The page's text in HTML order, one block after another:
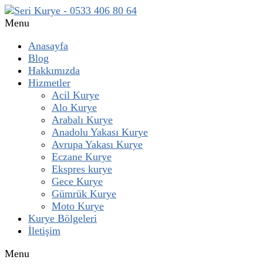
Menu
Anasayfa
Blog
Hakkımızda
Hizmetler
Acil Kurye
Alo Kurye
Arabalı Kurye
Anadolu Yakası Kurye
Avrupa Yakası Kurye
Eczane Kurye
Ekspres kurye
Gece Kurye
Gümrük Kurye
Moto Kurye
Kurye Bölgeleri
İletişim
Menu